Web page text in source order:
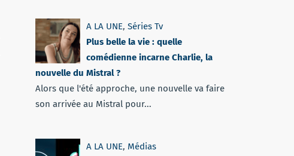
A LA UNE, Séries Tv
Plus belle la vie : quelle
comédienne incarne Charlie, la
nouvelle du Mistral ?
Alors que l'été approche, une nouvelle va faire
son arrivée au Mistral pour...
A LA UNE, Médias